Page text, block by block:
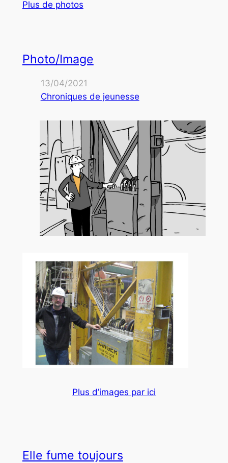
Plus de photos
Photo/Image
13/04/2021
Chroniques de jeunesse
Plus d’images par ici
Elle fume toujours